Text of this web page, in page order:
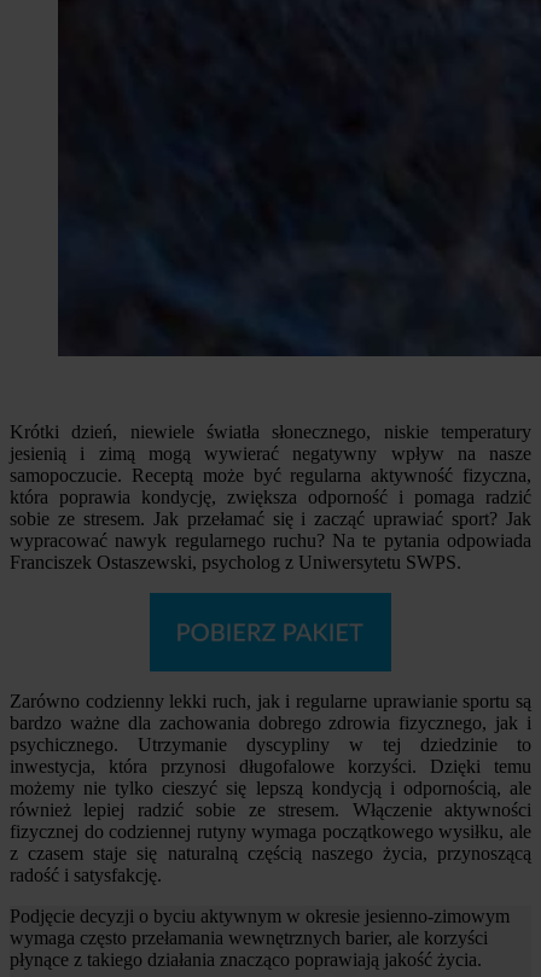
Krótki dzień, niewiele światła słonecznego, niskie temperatury
jesienią i zimą mogą wywierać negatywny wpływ na nasze
samopoczucie. Receptą może być regularna aktywność fizyczna,
która poprawia kondycję, zwiększa odporność i pomaga radzić
sobie ze stresem. Jak przełamać się i zacząć uprawiać sport? Jak
wypracować nawyk regularnego ruchu? Na te pytania odpowiada
Franciszek Ostaszewski, psycholog z Uniwersytetu SWPS.
Zarówno codzienny lekki ruch, jak i regularne uprawianie sportu są
bardzo ważne dla zachowania dobrego zdrowia fizycznego, jak i
psychicznego. Utrzymanie dyscypliny w tej dziedzinie to
inwestycja, która przynosi długofalowe korzyści. Dzięki temu
możemy nie tylko cieszyć się lepszą kondycją i odpornością, ale
również lepiej radzić sobie ze stresem. Włączenie aktywności
fizycznej do codziennej rutyny wymaga początkowego wysiłku, ale
z czasem staje się naturalną częścią naszego życia, przynoszącą
radość i satysfakcję.
Podjęcie decyzji o byciu aktywnym w okresie jesienno-zimowym
wymaga często przełamania wewnętrznych barier, ale korzyści
płynące z takiego działania znacząco poprawiają jakość życia.